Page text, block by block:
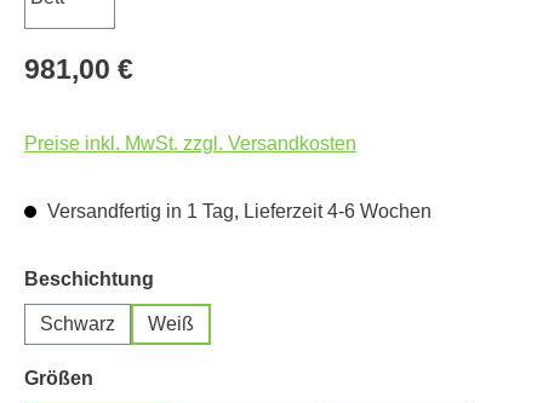
981,00 €
Preise inkl. MwSt. zzgl. Versandkosten
Versandfertig in 1 Tag, Lieferzeit 4-6 Wochen
Beschichtung
Schwarz Weiß
Größen